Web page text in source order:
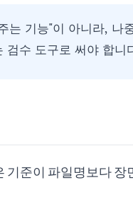
는 기능"이 아니라, 나
검수 도구로 써야 합니
기준이 파일명보다 장